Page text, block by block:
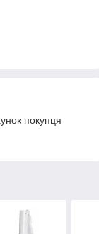
покупця